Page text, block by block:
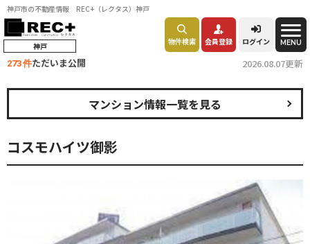
神戸市の不動産情報 REC+（レクタス）神戸
神戸 物件検索 会員登録 ログイン MENU
273 件ただいま公開 2026.08.07更新
コスモハイツ御影
マンション情報一覧を見る